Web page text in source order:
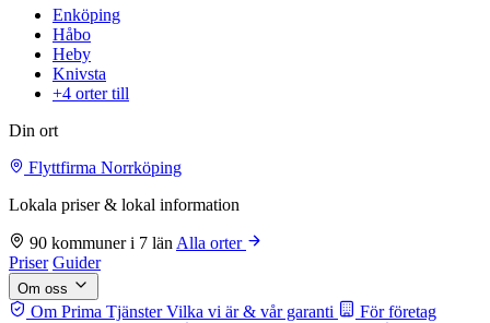
Enköping
Håbo
Heby
Knivsta
+4 orter till
Din ort
Flyttfirma Norrköping
Lokala priser & lokal information
90 kommuner i 7 län Alla orter
Priser Guider
Om oss
Om Prima Tjänster Vilka vi är & vår garanti
För företag